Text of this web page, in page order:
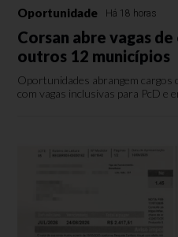
Oportunidade Há 18 horas
Corsan abre vagas
outros 12 municípios
Oportunidades abrangem cargos
com vagas inclusivas para PcD e